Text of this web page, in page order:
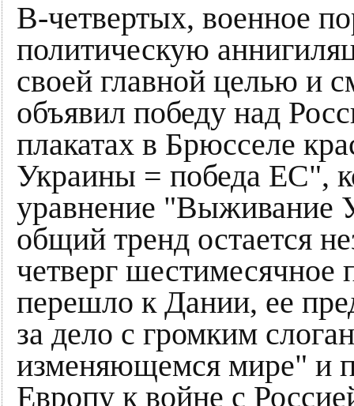
В-четвертых, военное
политическую
своей главной целью и
объявил победу над
плакатах в Брюсселе
Украины = победа ЕС",
уравнение "Выживание
общий тренд остается
четверг шестимесячное
перешло к Дании, ее
за дело с громким
изменяющемся мире" и
Европу к войне с